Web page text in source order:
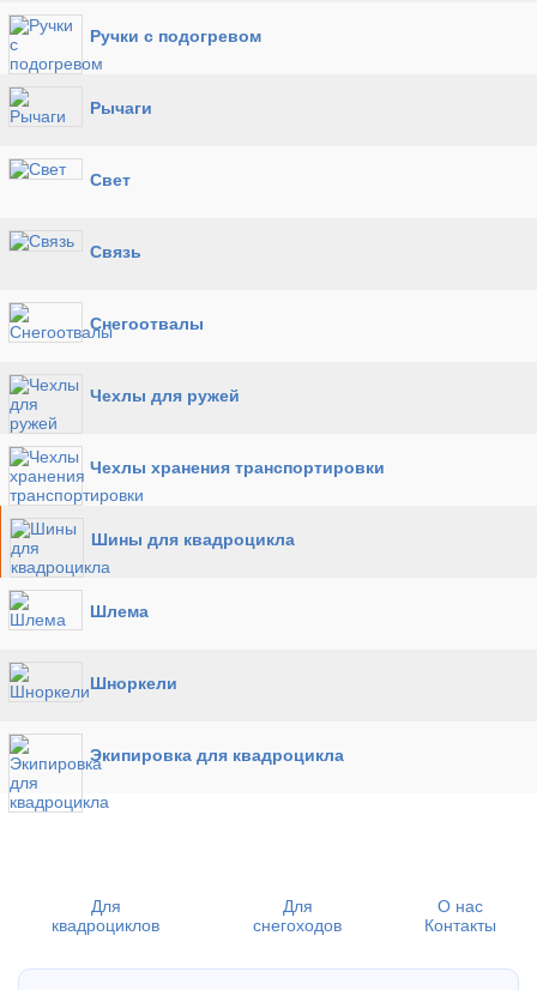
Ручки с подогревом
Рычаги
Свет
Связь
Снегоотвалы
Чехлы для ружей
Чехлы хранения транспортировки
Шины для квадроцикла
Шлема
Шноркели
Экипировка для квадроцикла
Для
квадроциклов
Для
снегоходов
О нас
Контакты